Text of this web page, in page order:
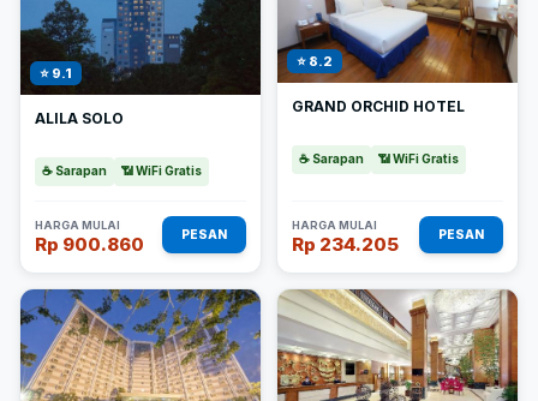
⭐ 9.1
ALILA SOLO
☕ Sarapan 📶 WiFi Gratis
HARGA MULAI
Rp 900.860 PESAN
⭐ 8.2
GRAND ORCHID HOTEL
☕ Sarapan 📶 WiFi Gratis
HARGA MULAI
Rp 234.205 PESAN